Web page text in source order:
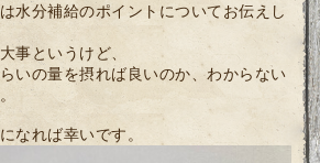
水分補給のポイントについてお伝えし
事というけど、
いの量を摂れば良いのか、わからない
なれば幸いです。